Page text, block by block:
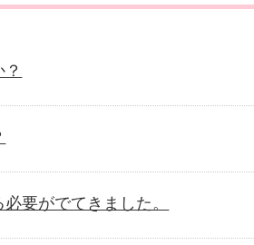
要がでてきました。